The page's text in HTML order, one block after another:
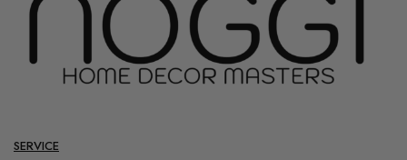
SERVICE